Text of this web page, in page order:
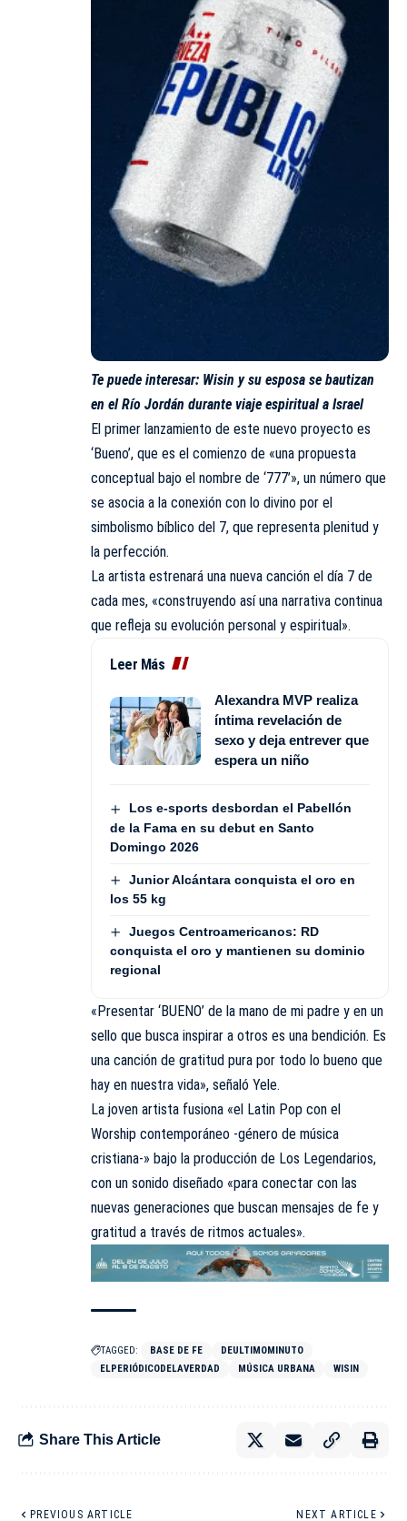
Te puede interesar: Wisin y su esposa se bautizan
en el Río Jordán durante viaje espiritual a Israel
El primer lanzamiento de este nuevo proyecto es
‘Bueno’, que es el comienzo de «una propuesta
conceptual bajo el nombre de ‘777’», un número que
se asocia a la conexión con lo divino por el
simbolismo bíblico del 7, que representa plenitud y
la perfección.
La artista estrenará una nueva canción el día 7 de
cada mes, «construyendo así una narrativa continua
que refleja su evolución personal y espiritual».
Leer Más
Alexandra MVP realiza
íntima revelación de
sexo y deja entrever que
espera un niño
Los e-sports desbordan el Pabellón
de la Fama en su debut en Santo
Domingo 2026
Junior Alcántara conquista el oro en
los 55 kg
Juegos Centroamericanos: RD
conquista el oro y mantienen su dominio
regional
«Presentar ‘BUENO’ de la mano de mi padre y en un
sello que busca inspirar a otros es una bendición. Es
una canción de gratitud pura por todo lo bueno que
hay en nuestra vida», señaló Yele.
La joven artista fusiona «el Latin Pop con el
Worship contemporáneo -género de música
cristiana-» bajo la producción de Los Legendarios,
con un sonido diseñado «para conectar con las
nuevas generaciones que buscan mensajes de fe y
gratitud a través de ritmos actuales».
TAGGED: BASE DE FE
DEULTIMOMINUTO
ELPERIÓDICODELAVERDAD
MÚSICA URBANA WISIN
Share This Article
PREVIOUS ARTICLE NEXT ARTICLE